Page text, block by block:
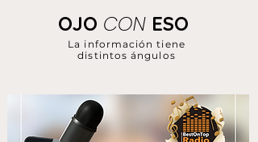
La información tiene
distintos ángulos
OJO CON ESO